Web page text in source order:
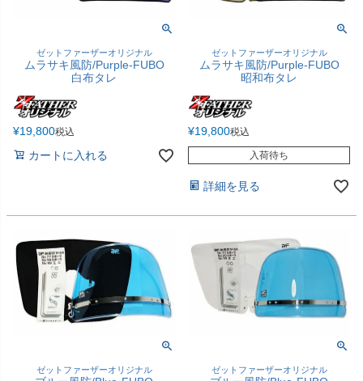
ゼットファーザーオリジナル
ムラサキ風防/Purple-FUBO
白布タレ
¥19,800税込
カートに入れる
ゼットファーザーオリジナル
ムラサキ風防/Purple-FUBO
昭和布タレ
¥19,800税込
入荷待ち
詳細を見る
ゼットファーザーオリジナル ゼットファーザーオリジナル